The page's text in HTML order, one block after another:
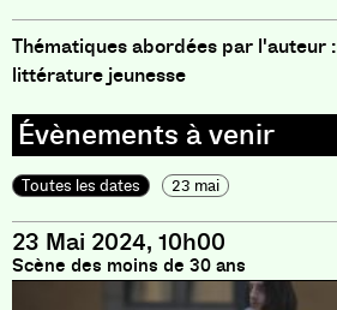
Thématiques abordées par l'auteur :
littérature jeunesse
Toutes les dates 23 mai
23 Mai 2024, 10h00
Scène des moins de 30 ans